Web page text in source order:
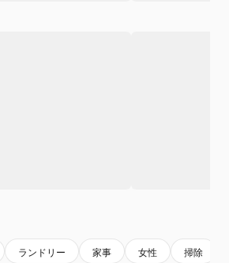
ランドリー 家事 女性 掃除